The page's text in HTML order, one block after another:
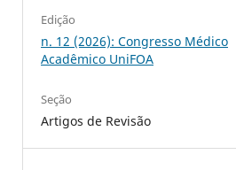
Edição
n. 12 (2026): Congresso Médico
Acadêmico UniFOA
Seção
Artigos de Revisão